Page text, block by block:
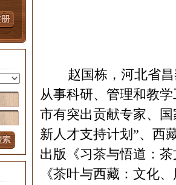
赵国栋，河北省
从事科研、管理和教
市有突出贡献专家、
新人才支持计划”、西
出版《习茶与悟道：
《茶叶与西藏：文化